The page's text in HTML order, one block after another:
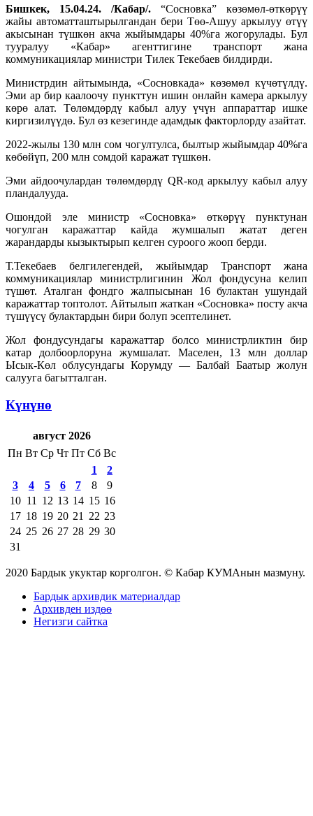
Бишкек, 15.04.24. /Кабар/. “Сосновка” көзөмөл-өткөрүү
жайы автоматташтырылгандан бери Төө-Ашуу аркылуу өтүү
акысынан түшкөн акча жыйымдары 40%га жогорулады. Бул
тууралуу «Кабар» агенттигине транспорт жана
коммуникациялар министри Тилек Текебаев билдирди.
Министрдин айтымында, «Сосновкада» көзөмөл күчөтүлдү.
Эми ар бир каалоочу пункттун ишин онлайн камера аркылуу
көрө алат. Төлөмдөрдү кабыл алуу үчүн аппараттар ишке
киргизилүүдө. Бул өз кезегинде адамдык факторлорду азайтат.
2022-жылы 130 млн сом чогултулса, былтыр жыйымдар 40%га
көбөйүп, 200 млн сомдой каражат түшкөн.
Эми айдоочулардан төлөмдөрдү QR-код аркылуу кабыл алуу
пландалууда.
Ошондой эле министр «Сосновка» өткөрүү пунктунан
чогулган каражаттар кайда жумшалып жатат деген
жарандарды кызыктырып келген суроого жооп берди.
Т.Текебаев белгилегендей, жыйымдар Транспорт жана
коммуникациялар министрлигинин Жол фондусуна келип
түшөт. Аталган фондго жалпысынан 16 булактан ушундай
каражаттар топтолот. Айтылып жаткан «Сосновка» посту акча
түшүүсү булактардын бири болуп эсептелинет.
Жол фондусундагы каражаттар болсо министрликтин бир
катар долбоорлоруна жумшалат. Маселен, 13 млн доллар
Ысык-Көл облусундагы Корумду — Балбай Баатыр жолун
салууга багытталган.
Күнүнө
август 2026
Пн Вт Ср Чт Пт Сб Вс
1
2
3
4 5 6 7 8
9
10 11 12 13 14 15 16
17 18 19 20 21 22 23
24 25 26 27 28 29 30
31
2020 Бардык укуктар корголгон. © Кабар КУМАнын мазмуну.
Бардык архивдик материалдар
Архивден издөө
Негизги сайтка